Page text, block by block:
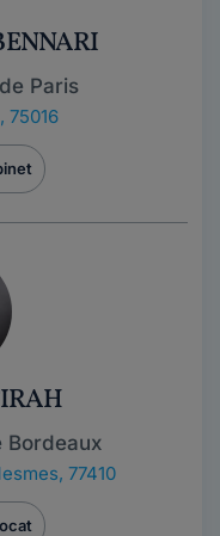
Paris
75016
Bordeaux
77410